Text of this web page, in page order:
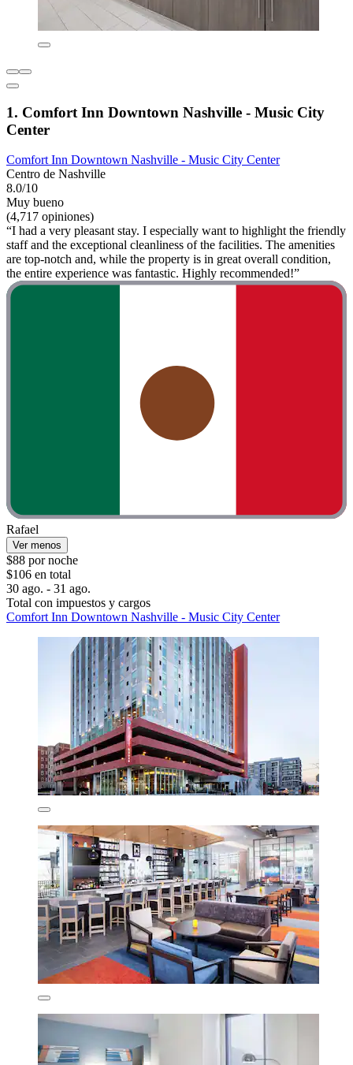
1. Comfort Inn Downtown Nashville - Music City
Center
Comfort Inn Downtown Nashville - Music City Center
Centro de Nashville
8.0/10
Muy bueno
(4,717 opiniones)
“I had a very pleasant stay. I especially want to highlight the friendly
staff and the exceptional cleanliness of the facilities. The amenities
are top-notch and, while the property is in great overall condition,
the entire experience was fantastic. Highly recommended!”
Rafael
Ver menos
$88 por noche
$106 en total
30 ago. - 31 ago.
Total con impuestos y cargos
Comfort Inn Downtown Nashville - Music City Center